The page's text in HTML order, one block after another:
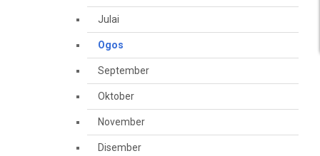
Julai
Ogos
September
Oktober
November
Disember